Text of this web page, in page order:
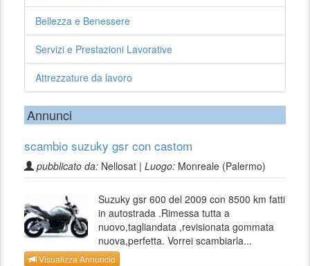
Bellezza e Benessere
Servizi e Prestazioni Lavorative
Attrezzature da lavoro
Annunci
scambio suzuky gsr con castom
pubblicato da: Nellosat | Luogo: Monreale (Palermo)
Suzuky gsr 600 del 2009 con 8500 km fatti
in autostrada .Rimessa tutta a
nuovo,tagliandata ,revisionata gommata
nuova,perfetta. Vorrei scambiarla...
Visualizza Annuncio